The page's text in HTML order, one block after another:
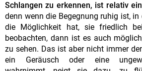
Schlangen zu erkennen, ist relativ
denn wenn die Begegnung ruhig ist,
die Möglichkeit hat, sie friedlich
beobachten, dann ist es auch
zu sehen. Das ist aber nicht immer
ein Geräusch oder eine